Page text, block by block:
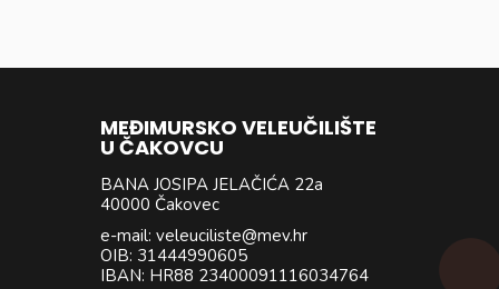
MEĐIMURSKO VELEUČILIŠTE
U ČAKOVCU
BANA JOSIPA JELAČIĆA 22a
40000 Čakovec
e-mail: veleuciliste@mev.hr
OIB: 31444990605
IBAN: HR88 23400091116034764